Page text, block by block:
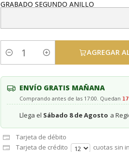
GRABADO SEGUNDO ANILLO
Cantidad
AGREGAR
ENVÍO GRATIS MAÑANA
Comprando antes de las 17:00. Quedan
Llega el Sábado 8 de Agosto a
Tarjeta de débito
Tarjeta de crédito
cuotas sin